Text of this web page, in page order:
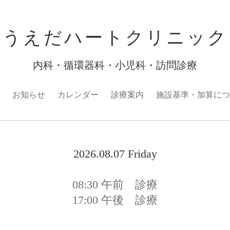
うえだハートクリニック
内科・循環器科・小児科・訪問診療
お知らせ カレンダー 診療案内 施設基準・加算に
2026.08.07 Friday
08:30 午前 診療
17:00 午後 診療